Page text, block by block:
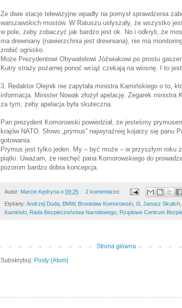
Ze dwie stacje telewizyjne wpadły na pomysł sprawdzenia
warszawskich mostów. W Ratuszu usłyszały, że wszystko
w pole, żeby zobaczyć jak bardzo jest ok. No i odkryli, że
ma drewniany (nawierzchnia jest drewniana), nie ma
zrobić ognisko.
Może Prezydentowi Obywatelowi Jóźwiakowi po prostu
Kutry straży pożarnej ponoć wciąż czekają na wiosnę. I to jest
3. Redaktor Olejnik nie zapytała ministra Kamińskiego o to,
informacja. Minister Nowak złożył apelację. Zegarek ministra
za tym, żeby apelacja była skuteczna.
Pan prezydent Komorowski powiedział, że jesteśmy
krajów NATO. Słowo „prymus” najwyraźniej kojarzy się panu
gotowania.
Prymus jest tylko jeden. My – być może – w przyszłym roku
piątki. Uważam, że niechęć pana Komorowskiego do
pozorom bardzo dobra koncepcja.
Autor: Marcin Kędryna o 09:25 2 komentarze:
Etykiety: Andrzej Duda BMW, Bronisław Komorowski i3 Janusz Skulich
Kamiński Rada Bezpieczeństwa Narodowego Rządowe Centrum
Strona główna
Subskrybuj: Posty (Atom)